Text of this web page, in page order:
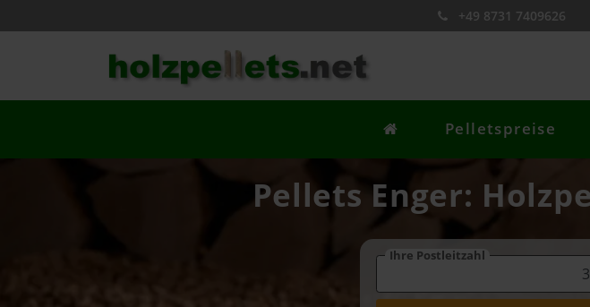
+49 8731 7409626
Pelletspreise
Pellets Enger:
Ihre Postleitzahl